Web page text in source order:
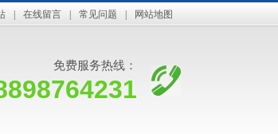
在线留言 常见问题 网站地图
免费服务热线：